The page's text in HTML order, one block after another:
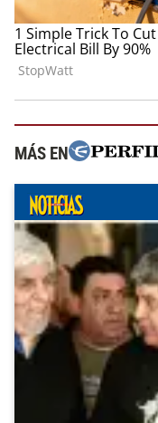
MÁS EN